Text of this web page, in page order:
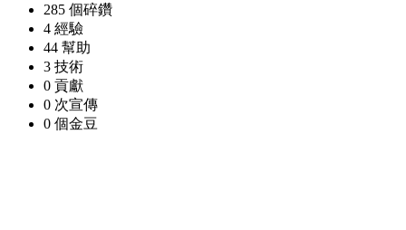
285 個碎鑽
4 經驗
44 幫助
3 技術
0 貢獻
0 次宣傳
0 個金豆